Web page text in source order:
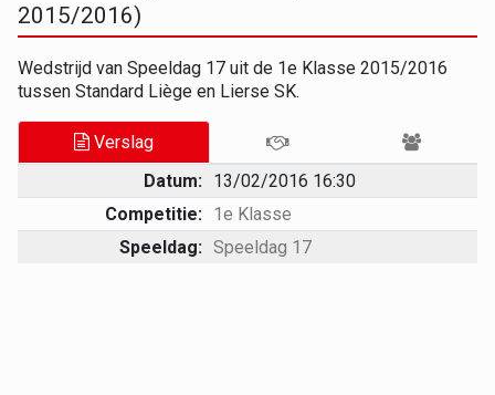
2015/2016)
Wedstrijd van Speeldag 17 uit de 1e Klasse 2015/2016
tussen Standard Liège en Lierse SK.
Verslag
Datum: 13/02/2016 16:30
Competitie: 1e Klasse
Speeldag: Speeldag 17